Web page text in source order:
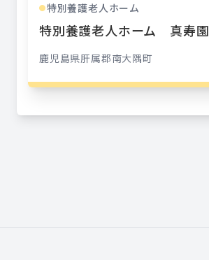
●特別養護老人ホーム
特別養護老人ホーム 真寿園
鹿児島県肝属郡南大隅町